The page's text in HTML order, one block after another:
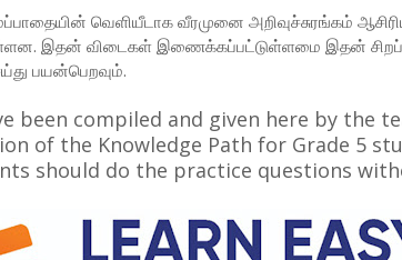
வெளியீடாக வீரமுனை அறிவுச்சுரங்கம்
இதன் விடைகள் இணைக்கப்பட்டுள்ளமை இதன்
பயன்பெறவும்.
been compiled and given here by the
of the Knowledge Path for Grade 5
should do the practice questions